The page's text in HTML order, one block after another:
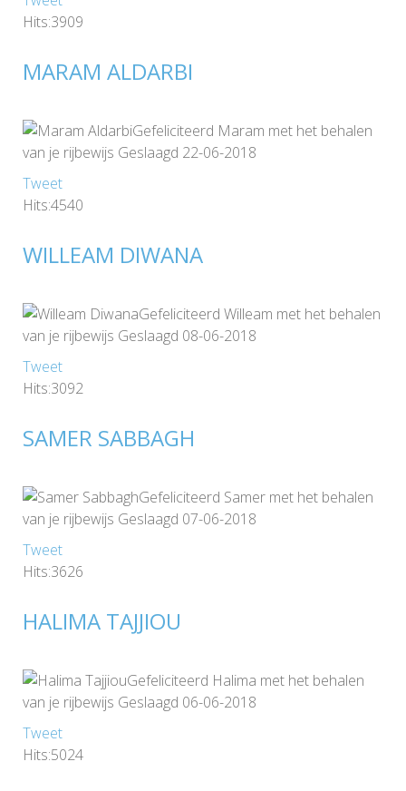
Hits:3909
MARAM ALDARBI
Gefeliciteerd Maram met het behalen
van je rijbewijs Geslaagd 22-06-2018
Tweet
Hits:4540
WILLEAM DIWANA
Gefeliciteerd Willeam met het behalen
van je rijbewijs Geslaagd 08-06-2018
Tweet
Hits:3092
SAMER SABBAGH
Gefeliciteerd Samer met het behalen
van je rijbewijs Geslaagd 07-06-2018
Tweet
Hits:3626
HALIMA TAJJIOU
Gefeliciteerd Halima met het behalen
van je rijbewijs Geslaagd 06-06-2018
Tweet
Hits:5024